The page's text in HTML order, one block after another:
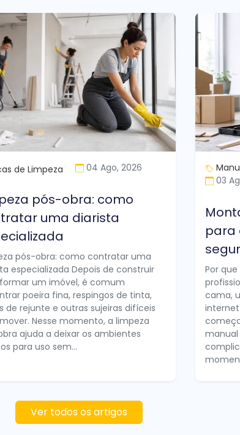
de Limpeza 04 Ago, 2026
pós-obra: como
uma diarista
pós-obra: como contratar uma
especializada Depois de construir
um imóvel, é comum
poeira fina, respingos de tinta,
de rejunte e outras sujeiras difíceis
Nesse momento, a limpeza
ajuda a deixar os ambientes
para uso sem...
03
para
Por
cama,
manual
Ver todos os artigos